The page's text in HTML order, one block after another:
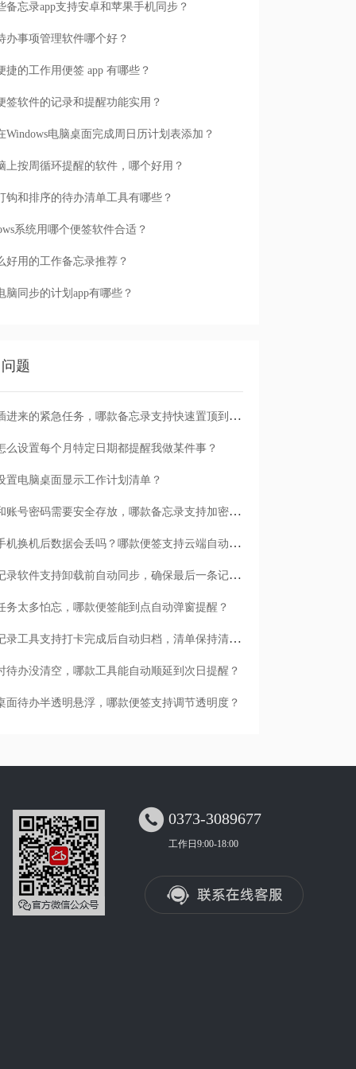
备忘录app支持安卓和苹果手机同步？
办事项管理软件哪个好？
捷的工作用便签 app 有哪些？
签软件的记录和提醒功能实用？
Windows电脑桌面完成周日历计划表添加？
上按周循环提醒的软件，哪个好用？
钩和排序的待办清单工具有哪些？
系统用哪个便签软件合适？
好用的工作备忘录推荐？
脑同步的计划app有哪些？
题
临时插进来的紧急任务，哪款备忘录支持快速置顶到清单首位？
么设置每个月特定日期都提醒我做某件事？
置电脑桌面显示工作计划清单？
日记和账号密码需要安全存放，哪款备忘录支持加密保护？
安卓手机换机后数据会丢吗？哪款便签支持云端自动备份？
哪款记录软件支持卸载前自动同步，确保最后一条记录不丢失？
务太多怕忘，哪款便签能到点自动弹窗提醒？
哪款记录工具支持打卡完成后自动归档，清单保持清爽？
待办没清空，哪款工具能自动顺延到次日提醒？
面待办半透明悬浮，哪款便签支持调节透明度？
 0373-3089677
工作日9:00-18:00